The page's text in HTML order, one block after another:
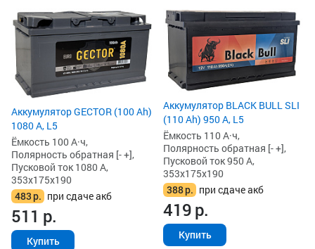
Аккумулятор GECTOR (100 Ah)
1080 А, L5
Ёмкость 100 А·ч,
Полярность обратная [- +],
Пусковой ток 1080 А,
353x175x190
483р. при сдаче акб
511 р.
Купить
Аккумулятор BLACK BULL SLI
(110 Ah) 950 А, L5
Ёмкость 110 А·ч,
Полярность обратная [- +],
Пусковой ток 950 А,
353x175x190
388р. при сдаче акб
419р.
Купить